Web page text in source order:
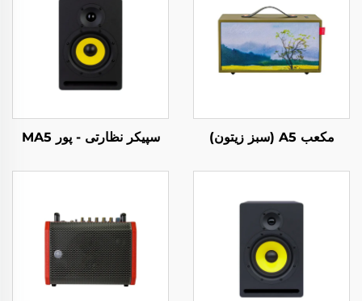
مکعب A5 (سبز زیتون) سپیکر نظارتی - پور MA5